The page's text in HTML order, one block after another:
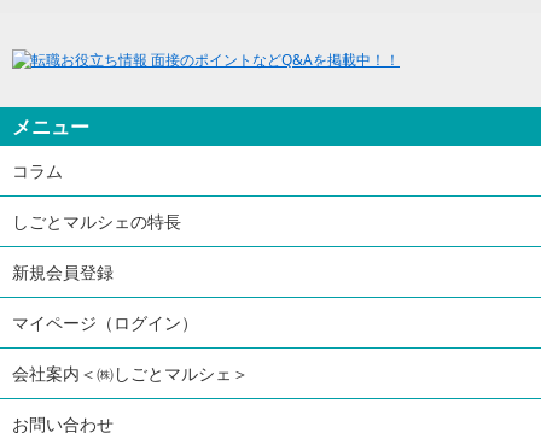
メニュー
コラム
しごとマルシェの特長
新規会員登録
マイページ（ログイン）
会社案内＜㈱しごとマルシェ＞
お問い合わせ